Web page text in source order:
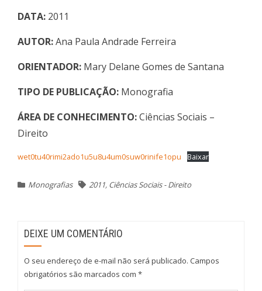
DATA: 2011
AUTOR:Ana Paula Andrade Ferreira
ORIENTADOR: Mary Delane Gomes de Santana
TIPO DE PUBLICAÇÃO: Monografia
ÁREA DE CONHECIMENTO:Ciências Sociais –
Direito
wet0tu40rimi2ado1u5u8u4um0suw0rinife1opu Baixar
Monografias 2011, Ciências Sociais - Direito
DEIXE UM COMENTÁRIO
O seu endereço de e-mail não será publicado. Campos
obrigatórios são marcados com *